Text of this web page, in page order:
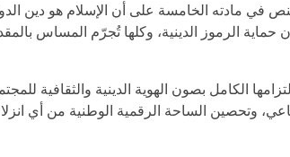
في مادته الخامسة على أن الإسلام هو دين
حماية الرموز الدينية، وكلها تُجرّم المساس
الكامل بصون الهوية الدينية والثقافية